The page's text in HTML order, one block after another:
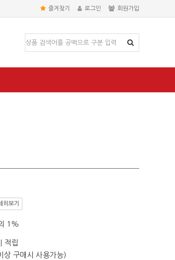
즐겨찾기 로그인 회원가입
히보기
1%
적립
구매시 사용가능)